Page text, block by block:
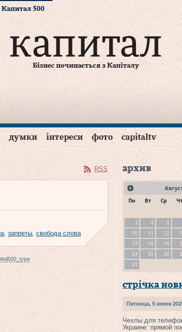
Капитал 500
Бізнес починається з Капіталу
думки інтереси фото capitaltv
RSS
, запреты, свобода слова
архив
Пн Вт Ср
3
4 5
10
11 12
17
18 19
24
25 26
31
стрічка
Пятница, 5 июня
Чехлы для
Украине: прямой